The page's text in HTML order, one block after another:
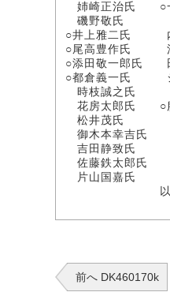
姉崎正治氏 ○
磯野敬氏 今
○井上雅二氏 内
○尾高豊作氏 渋
○添田敬一郎氏
○都倉義一氏 シ
時枝誠之氏
花房太郎氏 ○服
松井茂氏 間
御木本幸吉氏
吉田静致氏
佐藤鉄太郎氏
片山国嘉氏
以上弐
前へ DK460170k